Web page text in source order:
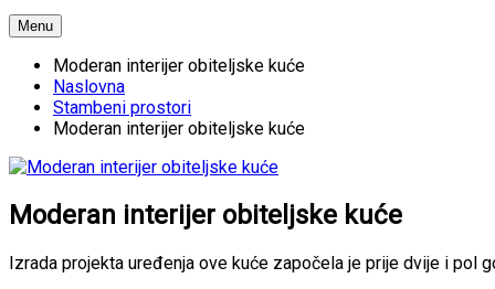
Menu
Moderan interijer obiteljske kuće
Naslovna
Stambeni prostori
Moderan interijer obiteljske kuće
Moderan interijer obiteljske kuće
Izrada projekta uređenja ove kuće započela je prije dvije i pol